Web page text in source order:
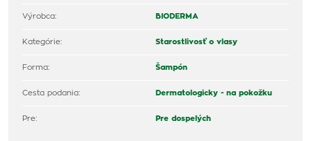
Výrobca: BIODERMA
Kategórie: Starostlivosť o vlasy
Forma: Šampón
Cesta podania: Dermatologicky - na pokožku
Pre: Pre dospelých